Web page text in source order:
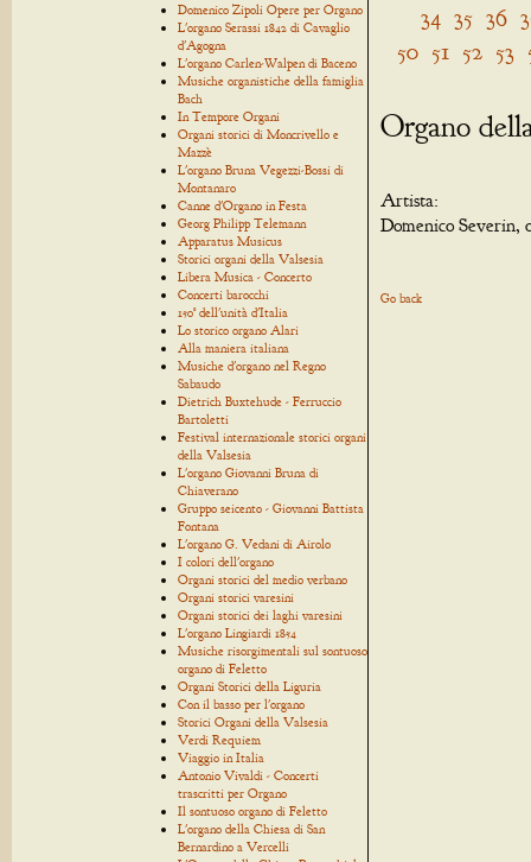
Domenico Zipoli Opere per Organo
L'organo Serassi 1842 di Cavaglio
d'Agogna
L'organo Carlen-Walpen di Baceno
Musiche organistiche della famiglia
Bach
In Tempore Organi
Organi storici di Moncrivello e
Mazzè
L'organo Bruna Vegezzi-Bossi di
Montanaro
Canne d'Organo in Festa
Georg Philipp Telemann
Apparatus Musicus
Storici organi della Valsesia
Libera Musica - Concerto
Concerti barocchi
150° dell'unità d'Italia
Lo storico organo Alari
Alla maniera italiana
Musiche d'organo nel Regno
Sabaudo
Dietrich Buxtehude - Ferruccio
Bartoletti
Festival internazionale storici organi
della Valsesia
L'organo Giovanni Bruna di
Chiaverano
Gruppo seicento - Giovanni Battista
Fontana
L'organo G. Vedani di Airolo
I colori dell'organo
Organi storici del medio verbano
Organi storici varesini
Organi storici dei laghi varesini
L'organo Lingiardi 1854
Musiche risorgimentali sul sontuoso
organo di Feletto
Organi Storici della Liguria
Con il basso per l'organo
Storici Organi della Valsesia
Verdi Requiem
Viaggio in Italia
Antonio Vivaldi - Concerti
trascritti per Organo
Il sontuoso organo di Feletto
L'organo della Chiesa di San
Bernardino a Vercelli
34 35 36
50 51 52 53
Organo
Artista:
Domenico Severin,
Go back